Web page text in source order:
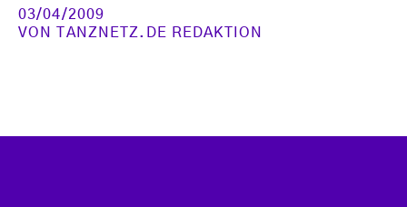
03/04/2009
VON
TANZNETZ.DE REDAKTION